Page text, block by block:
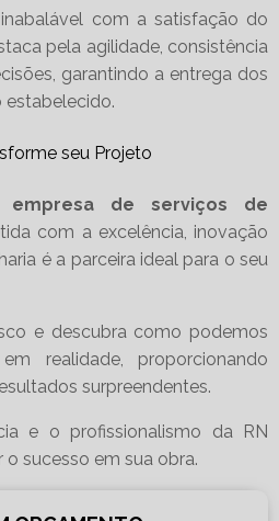
com a satisfação do
pela agilidade, consistência
garantindo a entrega dos
seu Projeto
empresa de serviços de
com a excelência, inovação
é a parceira ideal para o seu
e descubra como podemos
realidade, proporcionando
surpreendentes.
e o profissionalismo da RN
o sucesso em sua obra.